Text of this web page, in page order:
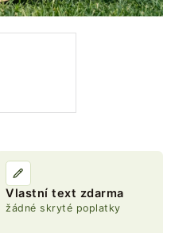
Jak získat lepší ceny?
Vlastní text zdarma
žádné skryté poplatky